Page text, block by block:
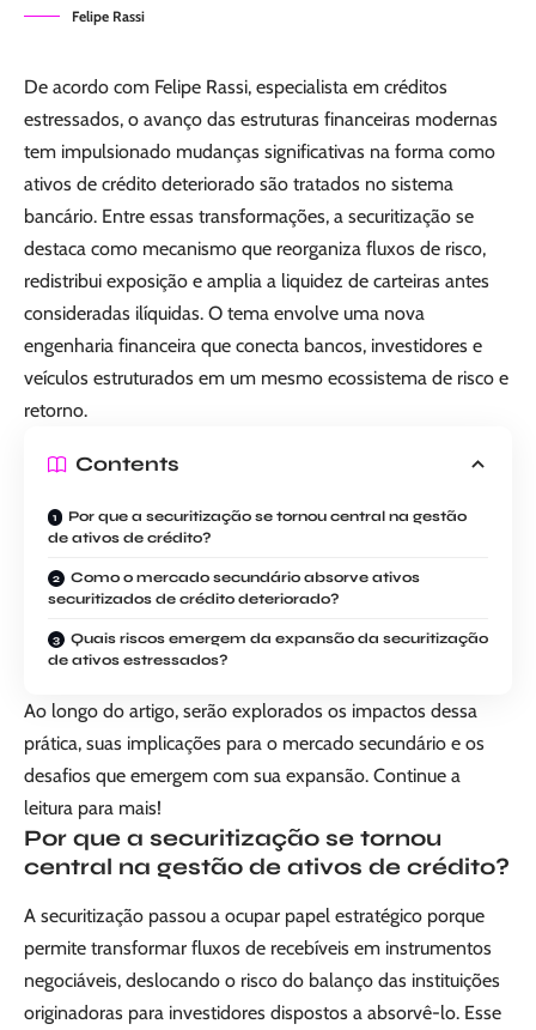
Felipe Rassi
De acordo com Felipe Rassi, especialista em créditos
estressados, o avanço das estruturas financeiras modernas
tem impulsionado mudanças significativas na forma como
ativos de crédito deteriorado são tratados no sistema
bancário. Entre essas transformações, a securitização se
destaca como mecanismo que reorganiza fluxos de risco,
redistribui exposição e amplia a liquidez de carteiras antes
consideradas ilíquidas. O tema envolve uma nova
engenharia financeira que conecta bancos, investidores e
veículos estruturados em um mesmo ecossistema de risco e
retorno.
Contents
Por que a securitização se tornou central na gestão
de ativos de crédito?
Como o mercado secundário absorve ativos
securitizados de crédito deteriorado?
Quais riscos emergem da expansão da securitização
de ativos estressados?
Ao longo do artigo, serão explorados os impactos dessa
prática, suas implicações para o mercado secundário e os
desafios que emergem com sua expansão. Continue a
leitura para mais!
Por que a securitização se tornou
central na gestão de ativos de crédito?
A securitização passou a ocupar papel estratégico porque
permite transformar fluxos de recebíveis em instrumentos
negociáveis, deslocando o risco do balanço das instituições
originadoras para investidores dispostos a absorvê-lo. Esse